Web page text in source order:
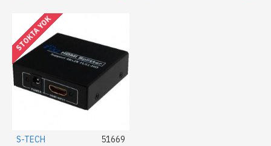
STOKTA YOK
S-TECH 51669